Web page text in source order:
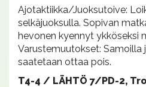
Ajotaktiikka/Juoksutoive:
selkäjuoksulla. Sopivan
hevonen kyennyt ykköseksi
Varustemuutokset: Samoilla
saatetaan ottaa pois.
T4-4 / LÄHTÖ 7/PD-2,